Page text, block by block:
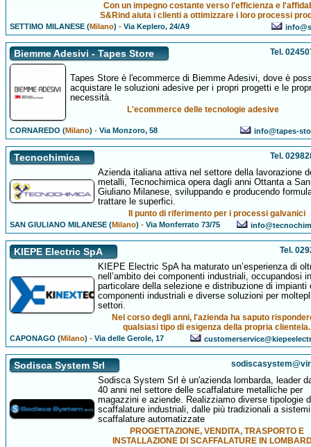
Con un impegno costante verso l'efficienza e
S&Rind aiuta i clienti a ottimizzare i loro processi
SETTIMO MILANESE (Milano) -Via Keplero, 24/A9
Biemme Adesivi - Tapes Store Tel.
Tapes Store è l'ecommerce di Biemme Adesivi, dove è
acquistare le soluzioni adesive per i propri progetti e le
necessità.
L'ecommerce delle tecnologie adesive
CORNAREDO (Milano) -Via Monzoro, 58 info@tapes-
Tecnochimica Tel.
Azienda italiana attiva nel settore della lavorazione
metalli, Tecnochimica opera dagli anni Ottanta a San
Giuliano Milanese, sviluppando e producendo
trattare le superfici.
Il punto di riferimento per i processi galvanici
SAN GIULIANO MILANESE (Milano) -Via Monferrato 73/75
KIEPE Electric SpA Tel.
KIEPE Electric SpA ha maturato un’esperienza di
nell’ambito dei componenti industriali, occupandosi in
particolare della selezione e distribuzione di impianti
componenti industriali e diverse soluzioni per
settori.
Nel corso degli anni, l'azienda ha saputo
qualsiasi tipo di esigenza della propria clientela.
CAPONAGO (Milano) -Via delle Gerole, 17
Sodisca System Srl
Sodisca System Srl è un'azienda lombarda, leader
40 anni nel settore delle scaffalature metalliche per
magazzini e aziende. Realizziamo diverse tipologie
scaffalature industriali, dalle più tradizionali a
scaffalature automatizzate
PROGETTAZIONE, VENDITA, TRASPORTO E
INSTALLAZIONE DI SCAFFALATURE IN